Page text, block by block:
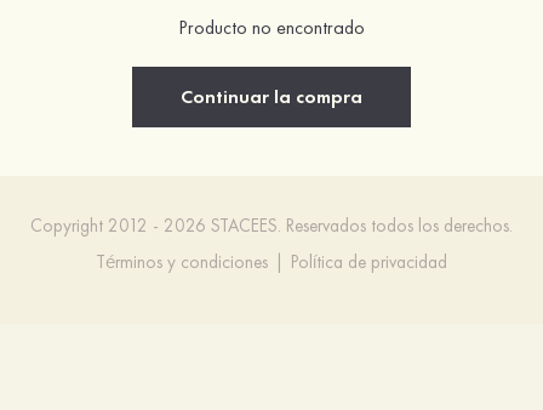
Producto no encontrado
Continuar la compra
Copyright 2012 - 2026 STACEES. Reservados todos los derechos.
Términos y condiciones
Política de privacidad